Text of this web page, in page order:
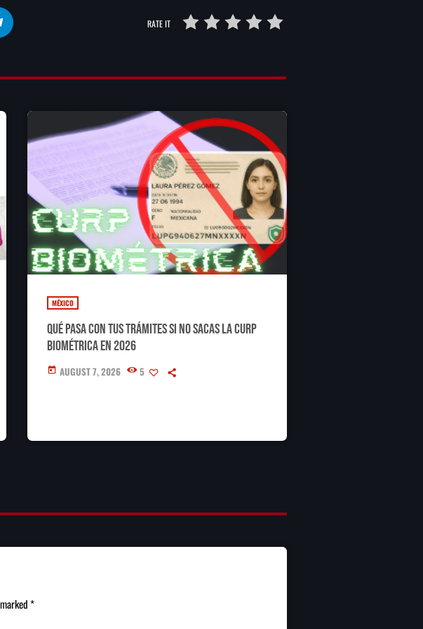
RATE IT
MÉXICO
Qué pasa con tus trámites si no sacas la CURP
Biométrica en 2026
today AUGUST 7, 2026 5
*